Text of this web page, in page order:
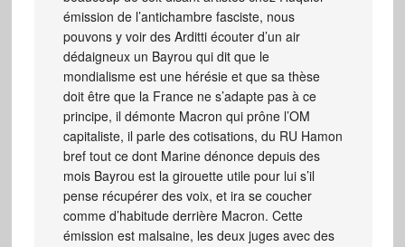
émission de l’antichambre fasciste, nous
pouvons y voir des Arditti écouter d’un air
dédaigneux un Bayrou qui dit que le
mondialisme est une hérésie et que sa thèse
doit être que la France ne s’adapte pas à ce
principe, il démonte Macron qui prône l’OM
capitaliste, il parle des cotisations, du RU Hamon
bref tout ce dont Marine dénonce depuis des
mois Bayrou est la girouette utile pour lui s’il
pense récupérer des voix, et ira se coucher
comme d’habitude derrière Macron. Cette
émission est malsaine, les deux juges avec des